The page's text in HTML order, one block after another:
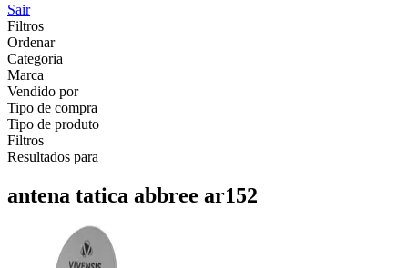
Sair
Filtros
Ordenar
Categoria
Marca
Vendido por
Tipo de compra
Tipo de produto
Filtros
Resultados para
antena tatica abbree ar152